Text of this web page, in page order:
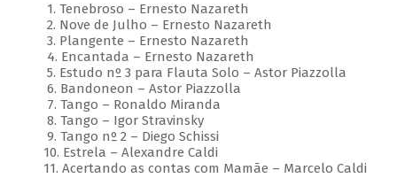
1. Tenebroso – Ernesto Nazareth
2. Nove de Julho – Ernesto Nazareth
3. Plangente – Ernesto Nazareth
4. Encantada – Ernesto Nazareth
5. Estudo nº 3 para Flauta Solo – Astor Piazzolla
6. Bandoneon – Astor Piazzolla
7. Tango – Ronaldo Miranda
8. Tango – Igor Stravinsky
9. Tango nº 2 – Diego Schissi
10. Estrela – Alexandre Caldi
11. Acertando as contas com Mamãe – Marcelo Caldi